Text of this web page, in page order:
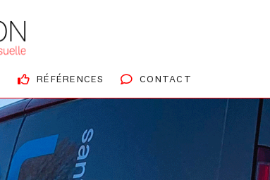
RÉFÉRENCES CONTACT